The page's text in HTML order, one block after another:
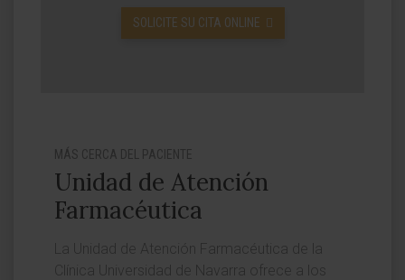
SOLICITE SU CITA ONLINE
MÁS CERCA DEL PACIENTE
Unidad de Atención
Farmacéutica
La Unidad de Atención Farmacéutica de la
Clínica Universidad de Navarra ofrece a los